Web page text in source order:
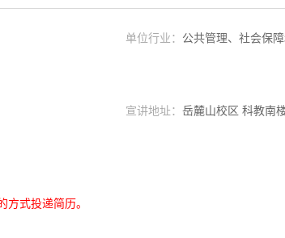
单位行业： 公共管理、社会保
宣讲地址：岳麓山校区 科教南
式投递简历。